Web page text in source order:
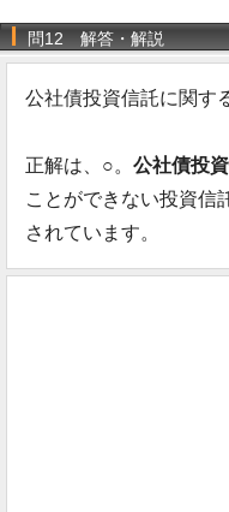
問12 解答・解説
公社債投資信託に関す
正解は、○。 公社債投資
ことができない投資信
されています。